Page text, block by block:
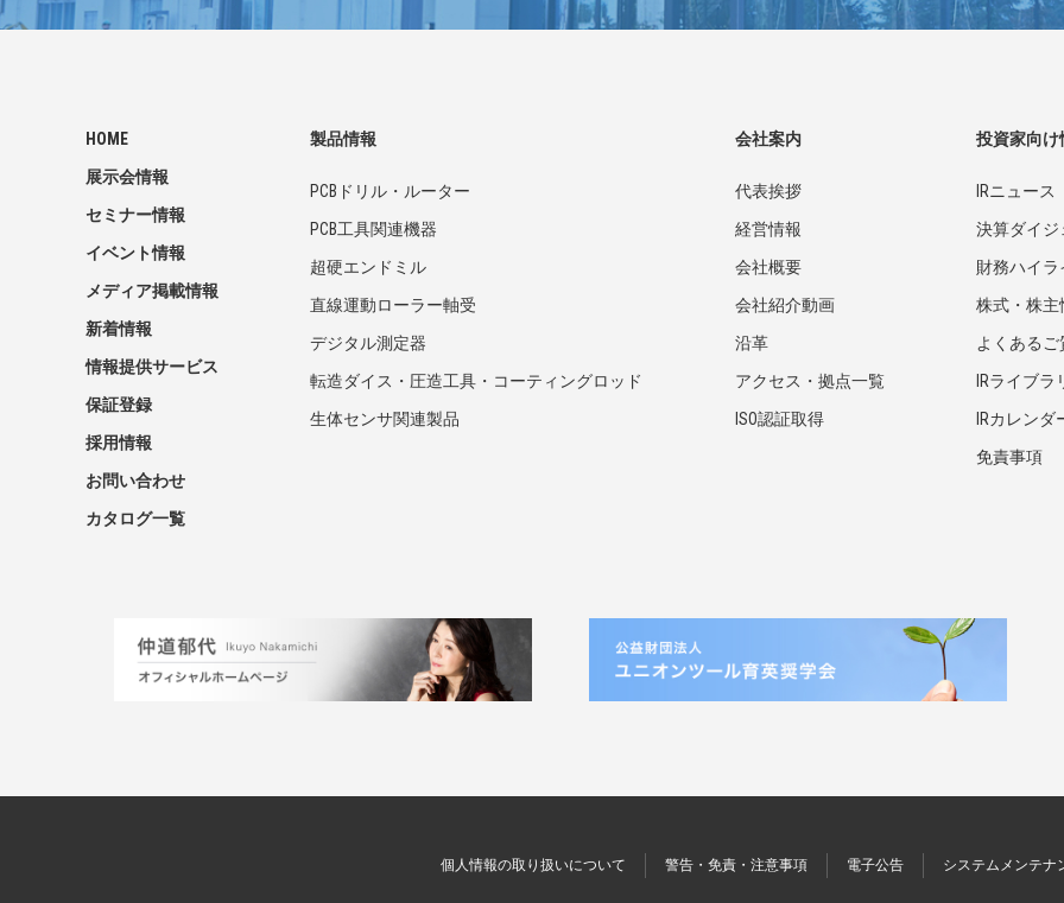
HOME
展示会情報
セミナー情報
イベント情報
メディア掲載情報
新着情報
情報提供サービス
保証登録
採用情報
お問い合わせ
カタログ一覧
製品情報
PCBドリル・ルーター
PCB工具関連機器
超硬エンドミル
直線運動ローラー軸受
デジタル測定器
転造ダイス・圧造工具・コーティングロッド
生体センサ関連製品
会社案内
代表挨拶
経営情報
会社概要
会社紹介動画
沿革
アクセス・拠点一覧
ISO認証取得
投資家向け
IRニュース
決算ダイジ
財務ハイラ
株式・株主
よくあるご
IRライブラ
IRカレンダ
免責事項
個人情報の取り扱いについて 警告・免責・注意事項 電子公告 システムメンテナ